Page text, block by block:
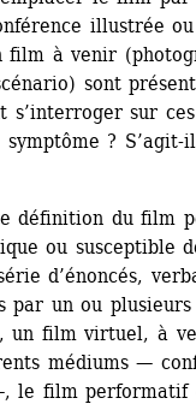
illustrée
film à venir
sont
s’interroger sur
?
définition du film
ou susceptible
d’énoncés,
par un ou
un film virtuel, à
médiums —
le film performatif